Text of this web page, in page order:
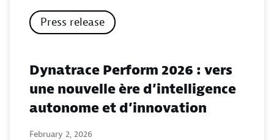
Press release
Dynatrace Perform 2026 : vers
une nouvelle ère d’intelligence
autonome et d’innovation
February 2, 2026